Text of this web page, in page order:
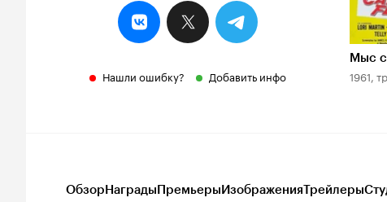
Нашли ошибку? Добавить инфо
Мыс
1961,
ОбзорНаградыПремьерыИзображенияТрейлеры